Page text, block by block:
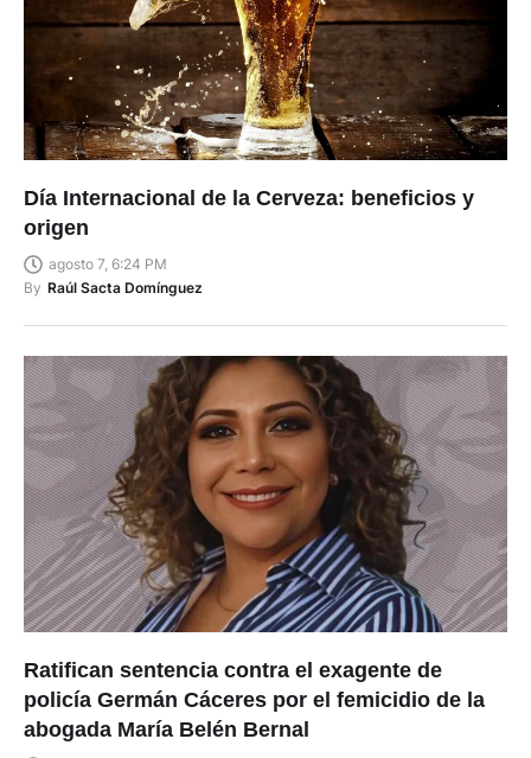
Día Internacional de la Cerveza: beneficios y
origen
agosto 7, 6:24 PM
By Raúl Sacta Domínguez
Ratifican sentencia contra el exagente de
policía Germán Cáceres por el femicidio de la
abogada María Belén Bernal